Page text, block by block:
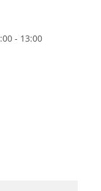
- 13:00